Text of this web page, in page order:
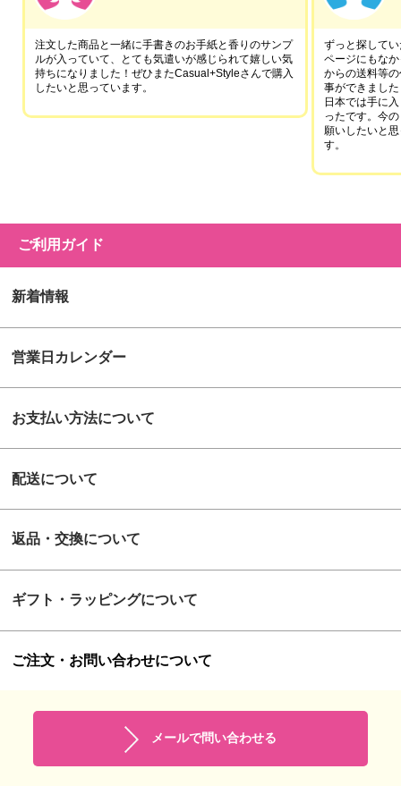
注文した商品と一緒に手書きのお手紙と香りのサンプ
ルが入っていて、とても気遣いが感じられて嬉しい気
持ちになりました！ぜひまたCasual+Styleさんで購入
したいと思っています。
ずっと探して
ページにもな
からの送料等
事ができました
日本では手に
ったです。今
願いしたいと
す。
ご利用ガイド
新着情報
営業日カレンダー
お支払い方法について
配送について
返品・交換について
ギフト・ラッピングについて
ご注文・お問い合わせについて
メールで問い合わせる